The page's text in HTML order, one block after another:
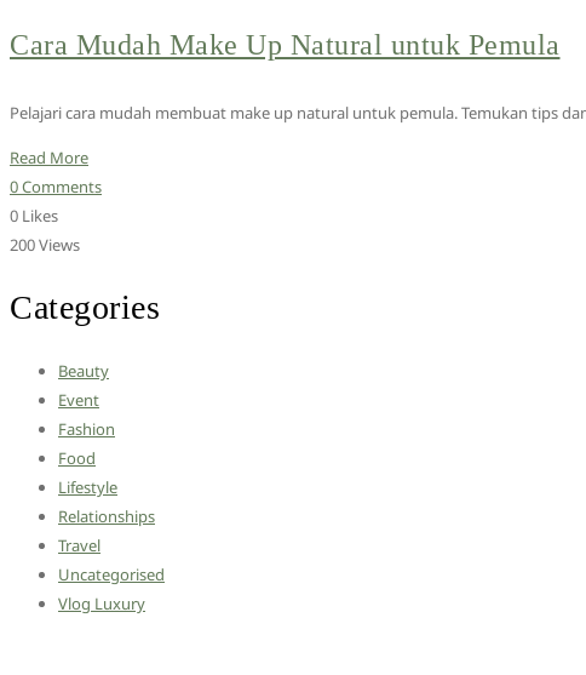
Cara Mudah Make Up Natural untuk Pemula
Pelajari cara mudah membuat make up natural untuk pemula. Temukan tips
Read More
0 Comments
0 Likes
200 Views
Categories
Beauty
Event
Fashion
Food
Lifestyle
Relationships
Travel
Uncategorised
Vlog Luxury